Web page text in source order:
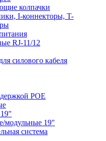
колпачки
I-коннекторы, T-
RJ-11/12
силового кабеля
POE
модульные 19"
система